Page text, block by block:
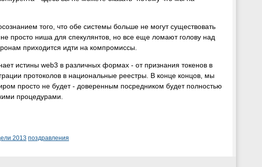
того, что обе системы больше не могут существовать
просто ниша для спекулянтов, но все еще ломают голову над
приходится идти на компромиссы.
истины web3 в различных формах - от признания токенов в
протоколов в национальные реестры. В конце концов, мы
просто не будет - доверенным посредником будет полностью
процедурами.
2013 поздравления